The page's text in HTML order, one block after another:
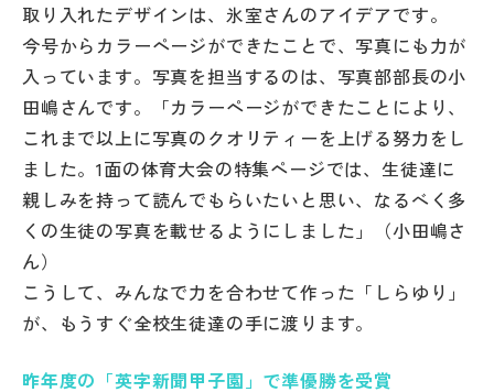
取り入れたデザインは、氷室さんのアイデアです。
今号からカラーページができたことで、写真にも力が
入っています。写真を担当するのは、写真部部長の小
田嶋さんです。「カラーページができたことにより、
これまで以上に写真のクオリティーを上げる努力をし
ました。1面の体育大会の特集ページでは、生徒達に
親しみを持って読んでもらいたいと思い、なるべく多
くの生徒の写真を載せるようにしました」（小田嶋さ
ん）
こうして、みんなで力を合わせて作った「しらゆり」
が、もうすぐ全校生徒達の手に渡ります。
昨年度の「英字新聞甲子園」で準優勝を受賞